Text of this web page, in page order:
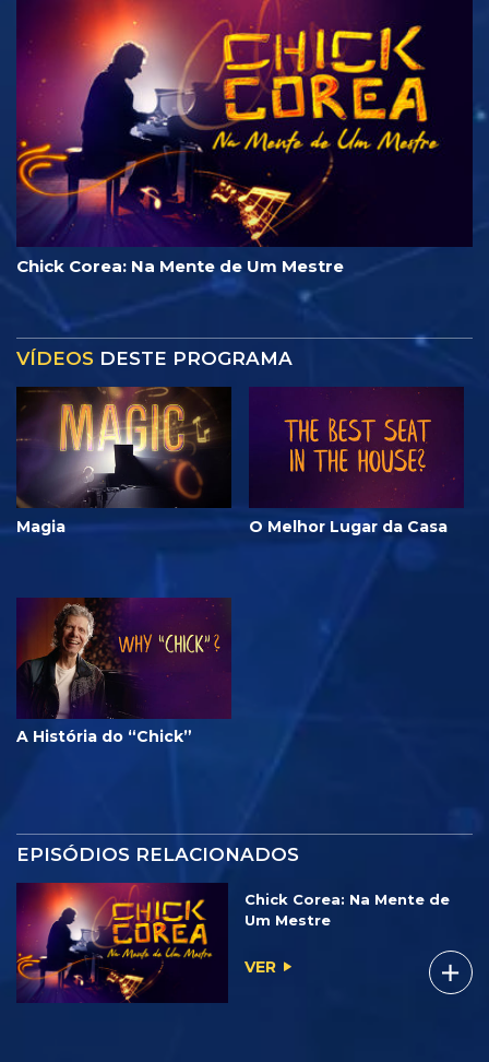
Chick Corea: Na Mente de Um Mestre
VÍDEOS DESTE PROGRAMA
Magia O Melhor Lugar da Casa
A História do “Chick”
EPISÓDIOS RELACIONADOS
Chick Corea: Na Mente de
Um Mestre
VER